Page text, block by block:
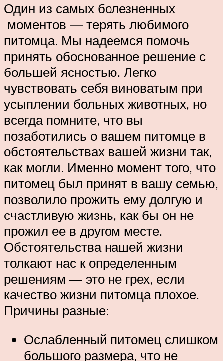
Один из самых болезненных
моментов — терять любимого
питомца. Мы надеемся помочь
принять обоснованное решение с
большей ясностью. Легко
чувствовать себя виноватым при
усыплении больных животных, но
всегда помните, что вы
позаботились о вашем питомце в
обстоятельствах вашей жизни так,
как могли. Именно момент того, что
питомец был принят в вашу семью,
позволило прожить ему долгую и
счастливую жизнь, как бы он не
прожил ее в другом месте.
Обстоятельства нашей жизни
толкают нас к определенным
решениям — это не грех, если
качество жизни питомца плохое.
Причины разные:
Ослабленный питомец слишком
большого размера, что не